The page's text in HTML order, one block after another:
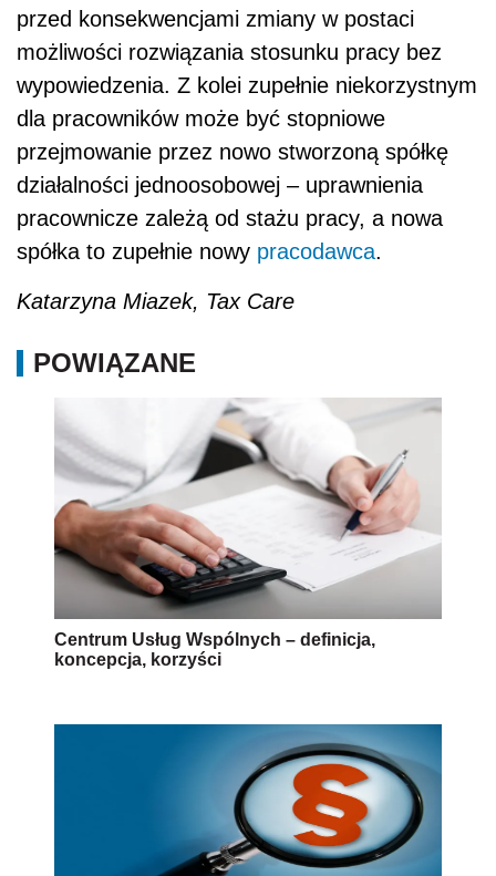
przed konsekwencjami zmiany w postaci
możliwości rozwiązania stosunku pracy bez
wypowiedzenia. Z kolei zupełnie niekorzystnym
dla pracowników może być stopniowe
przejmowanie przez nowo stworzoną spółkę
działalności jednoosobowej – uprawnienia
pracownicze zależą od stażu pracy, a nowa
spółka to zupełnie nowy pracodawca.
Katarzyna Miazek, Tax Care
POWIĄZANE
Centrum Usług Wspólnych – definicja,
koncepcja, korzyści